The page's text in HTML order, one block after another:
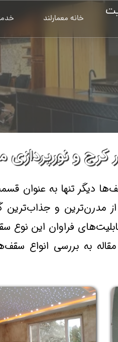
خانه معمارلند
کرج و
دیگر تنها به عنوان
و جذاب‌ترین
فراوان این نوع
به بررسی انواع